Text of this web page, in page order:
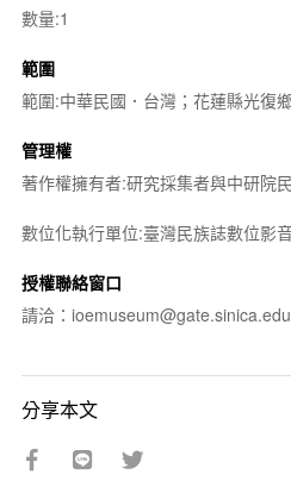
數量:1
範圍
範圍:中華民國．台灣；花蓮縣光復
管理權
著作權擁有者:研究採集者與中研院
數位化執行單位:臺灣民族誌數位影
授權聯絡窗口
請洽：
分享本文